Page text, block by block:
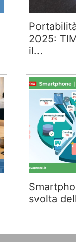
2025:
il...
svolta